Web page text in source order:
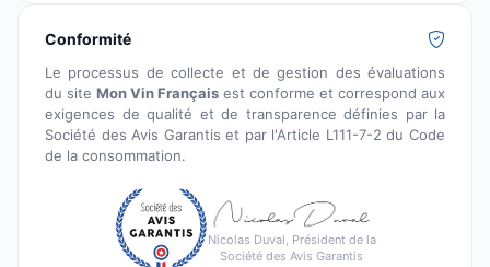
Conformité
Le processus de collecte et de gestion des évaluations
du site Mon Vin Français est conforme et correspond aux
exigences de qualité et de transparence définies par la
Société des Avis Garantis et par l'Article L111-7-2 du Code
de la consommation.
Nicolas Duval, Président de la
Société des Avis Garantis